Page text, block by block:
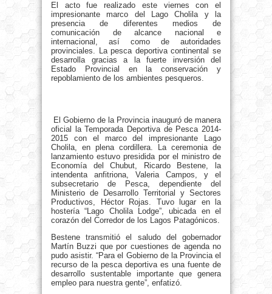
El acto fue realizado este viernes con el
impresionante marco del Lago Cholila y la
presencia de diferentes medios de
comunicación de alcance nacional e
internacional, así como de autoridades
provinciales. La pesca deportiva continental se
desarrolla gracias a la fuerte inversión del
Estado Provincial en la conservación y
repoblamiento de los ambientes pesqueros.
El Gobierno de la Provincia inauguró de manera
oficial la Temporada Deportiva de Pesca 2014-
2015 con el marco del impresionante Lago
Cholila, en plena cordillera. La ceremonia de
lanzamiento estuvo presidida por el ministro de
Economía del Chubut, Ricardo Bestene, la
intendenta anfitriona, Valeria Campos, y el
subsecretario de Pesca, dependiente del
Ministerio de Desarrollo Territorial y Sectores
Productivos, Héctor Rojas. Tuvo lugar en la
hostería “Lago Cholila Lodge”, ubicada en el
corazón del Corredor de los Lagos Patagónicos.
Bestene transmitió el saludo del gobernador
Martín Buzzi que por cuestiones de agenda no
pudo asistir. “Para el Gobierno de la Provincia el
recurso de la pesca deportiva es una fuente de
desarrollo sustentable importante que genera
empleo para nuestra gente”, enfatizó.